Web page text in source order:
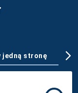
jedną stronę